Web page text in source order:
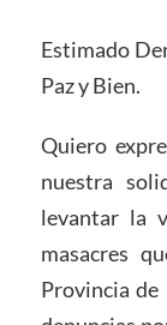
Estimado
Paz y Bien.
Quiero
nuestra
levantar la
masacres
Provincia de